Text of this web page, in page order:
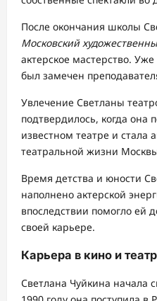
После окончания школы
Московский
актерское мастерство.
был замечен
Увлечение Светланы
подтвердилось, когда она
известном театре и стала
театральной жизни
Время детства и юности
наполнено актерской
впоследствии помогло ей
своей карьере.
Карьера в кино и
Светлана Чуйкина начала